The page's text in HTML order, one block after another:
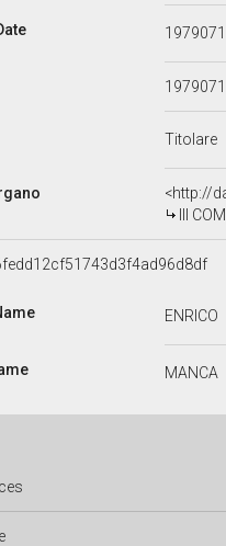
Titolare
<http://
III
ENRICO
MANCA